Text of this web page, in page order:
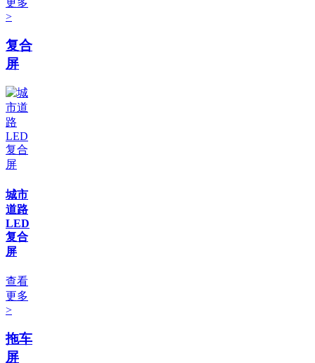
>
复合
屏
城市
道路
LED
复合
屏
查看
更多
>
拖车
屏